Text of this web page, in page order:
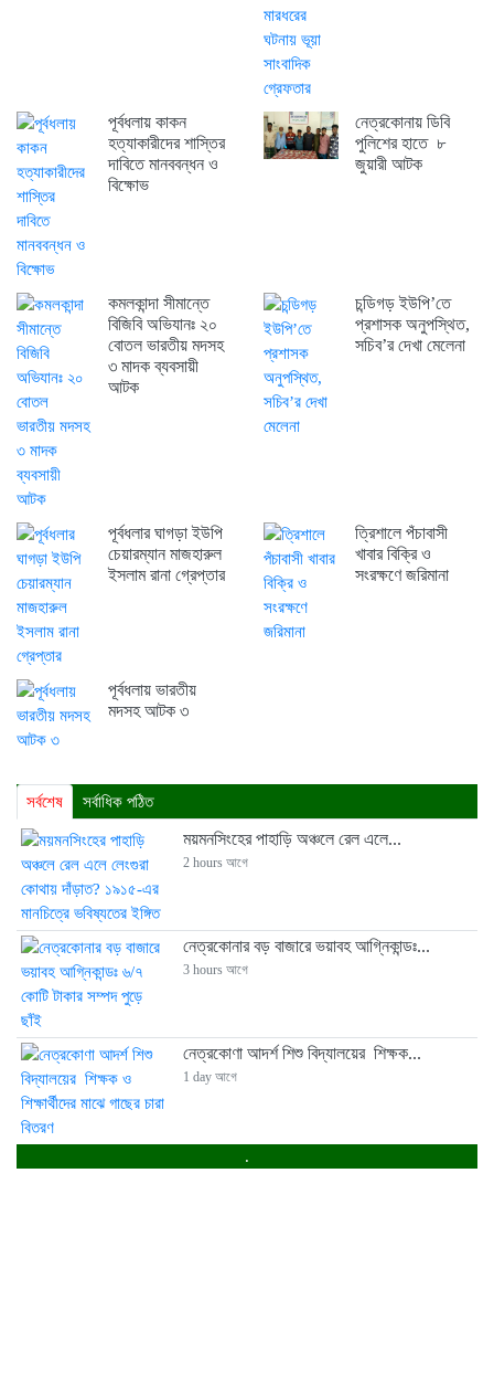
পূর্বধলায় কাকন
হত্যাকারীদের শাস্তির
দাবিতে মানববন্ধন ও
বিক্ষোভ
নেত্রকোনায় ডিবি
পুলিশের হাতে ৮
জুয়ারী আটক
কমলকান্দা সীমান্তে
বিজিবি অভিযানঃ ২০
বোতল ভারতীয় মদসহ
৩ মাদক ব্যবসায়ী
আটক
চন্ডিগড় ইউপি’তে
প্রশাসক অনুপস্থিত,
সচিব’র দেখা মেলেনা
পূর্বধলার ঘাগড়া ইউপি
চেয়ারম্যান মাজহারুল
ইসলাম রানা গ্রেপ্তার
ত্রিশালে পঁচাবাসী
খাবার বিক্রি ও
সংরক্ষণে জরিমানা
পূর্বধলায় ভারতীয়
মদসহ আটক ৩
সর্বশেষ সর্বাধিক পঠিত
ময়মনসিংহের পাহাড়ি অঞ্চলে রেল এলে...
2 hours আগে
নেত্রকোনার বড় বাজারে ভয়াবহ আগ্নিকান্ডঃ...
3 hours আগে
নেত্রকোণা আদর্শ শিশু বিদ্যালয়ের শিক্ষক...
1 day আগে
রাষ্ট্রপতি নির্বাচনের তারিখ ঘোষণা
.